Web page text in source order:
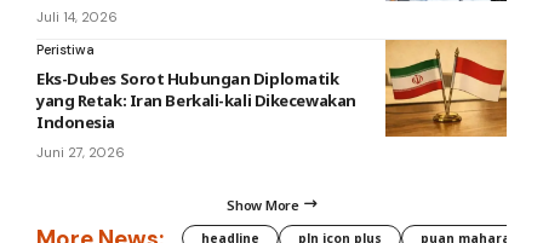
Juli 14, 2026
Peristiwa
Eks-Dubes Sorot Hubungan Diplomatik
yang Retak: Iran Berkali-kali Dikecewakan
Indonesia
Juni 27, 2026
Show More
headline pln icon plus puan maharani